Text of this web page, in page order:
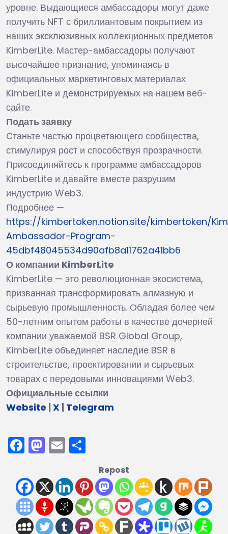
уровне. Выдающиеся амбассадоры могут даже
получить NFT с бриллиантовым покрытием из
наших эксклюзивных коллекционных предметов
KimberLite. Мастер-амбассадоры получают
высочайшее признание, упоминаясь в
официальных маркетинговых материалах
KimberLite и демонстрируемых на нашем веб-
сайте.
Подать заявку
Станьте частью процветающего сообщества,
стимулируя рост и способствуя прозрачности.
Присоединяйтесь к программе амбассадоров
KimberLite и давайте вместе разрушим
индустрию Web3.
Подробнее —
https://kimbertoken.notion.site/kimbertoken/
Ambassador-Program-
45dbf48045534d90afb8a11762a41bb6
О компании KimberLite
KimberLite — это революционная экосистема,
призванная трансформировать алмазную и
сырьевую промышленность. Обладая более чем
50-летним опытом работы в качестве дочерней
компании уважаемой BSR Global Group,
KimberLite объединяет наследие BSR в
строительстве, проектировании и сырьевых
товарах с передовыми инновациями Web3.
Официальные ссылки
Website | X | Telegram
Facebook
Mastodon
Email
Repost